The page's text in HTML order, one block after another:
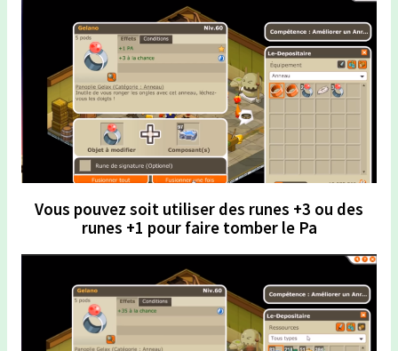
Vous pouvez soit utiliser des runes +3 ou des
runes +1 pour faire tomber le Pa